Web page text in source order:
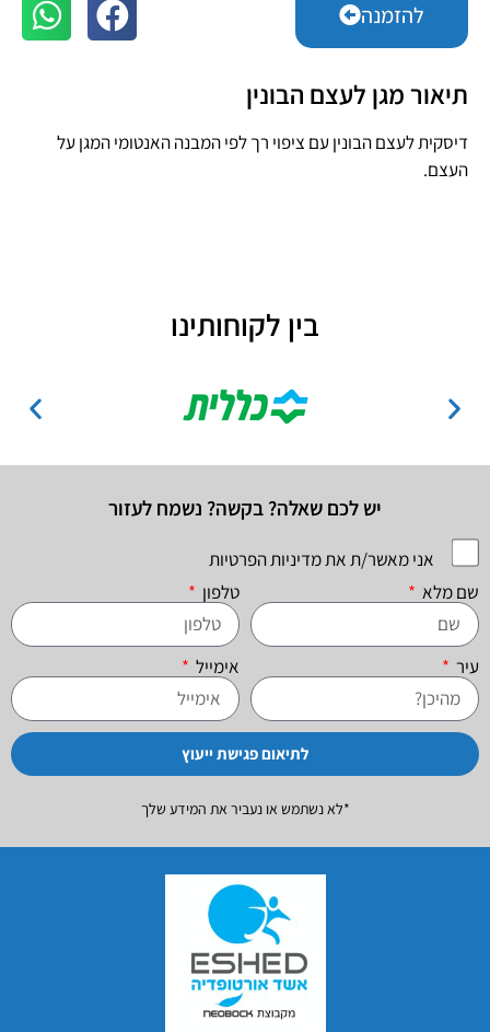
להזמנה
תיאור מגן לעצם הבונין
דיסקית לעצם הבונין עם ציפוי רך לפי המבנה האנטומי המגן על
העצם.
בין לקוחותינו
יש לכם שאלה? בקשה? נשמח לעזור
אני מאשר/ת את מדיניות הפרטיות
שם מלא
טלפון
עיר אימייל
לתיאום פגישת ייעוץ
*לא נשתמש או נעביר את המידע שלך